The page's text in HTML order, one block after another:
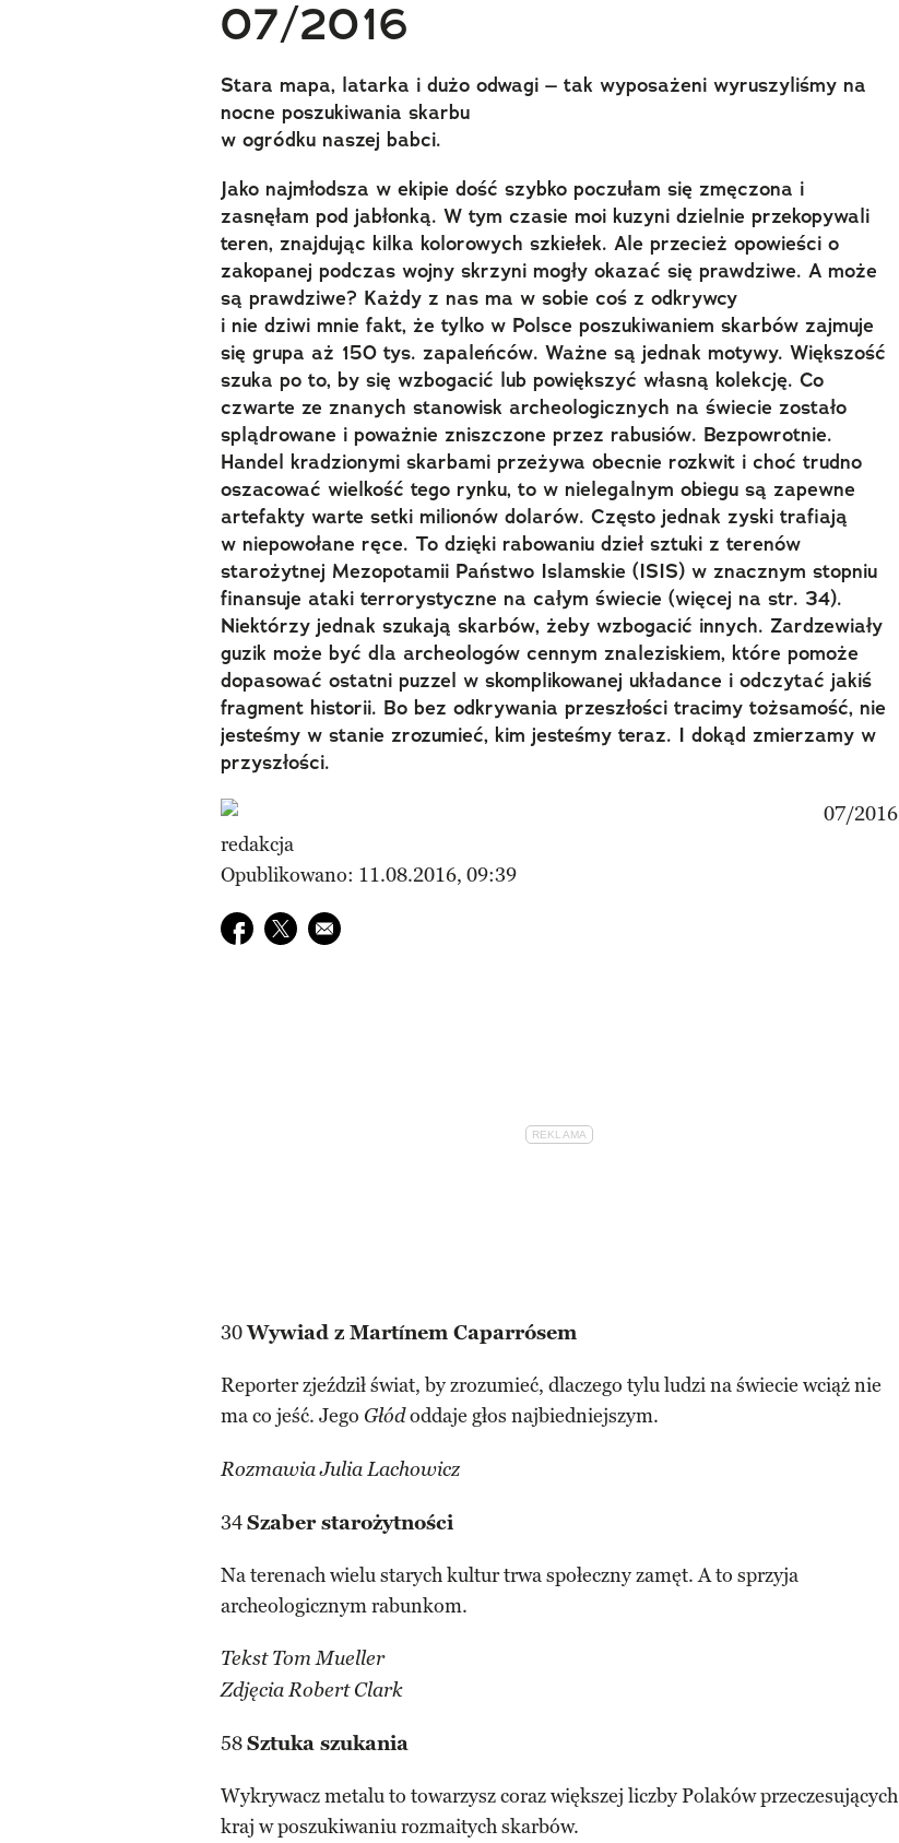
07/2016
Stara mapa, latarka i dużo odwagi – tak wyposażeni wyruszyliśmy na
nocne poszukiwania skarbu
w ogródku naszej babci.
Jako najmłodsza w ekipie dość szybko poczułam się zmęczona i
zasnęłam pod jabłonką. W tym czasie moi kuzyni dzielnie przekopywali
teren, znajdując kilka kolorowych szkiełek. Ale przecież opowieści o
zakopanej podczas wojny skrzyni mogły okazać się prawdziwe. A może
są prawdziwe? Każdy z nas ma w sobie coś z odkrywcy
i nie dziwi mnie fakt, że tylko w Polsce poszukiwaniem skarbów zajmuje
się grupa aż 150 tys. zapaleńców. Ważne są jednak motywy. Większość
szuka po to, by się wzbogacić lub powiększyć własną kolekcję. Co
czwarte ze znanych stanowisk archeologicznych na świecie zostało
splądrowane i poważnie zniszczone przez rabusiów. Bezpowrotnie.
Handel kradzionymi skarbami przeżywa obecnie rozkwit i choć trudno
oszacować wielkość tego rynku, to w nielegalnym obiegu są zapewne
artefakty warte setki milionów dolarów. Często jednak zyski trafiają
w niepowołane ręce. To dzięki rabowaniu dzieł sztuki z terenów
starożytnej Mezopotamii Państwo Islamskie (ISIS) w znacznym stopniu
finansuje ataki terrorystyczne na całym świecie (więcej na str. 34).
Niektórzy jednak szukają skarbów, żeby wzbogacić innych. Zardzewiały
guzik może być dla archeologów cennym znaleziskiem, które pomoże
dopasować ostatni puzzel w skomplikowanej układance i odczytać jakiś
fragment historii. Bo bez odkrywania przeszłości tracimy tożsamość, nie
jesteśmy w stanie zrozumieć, kim jesteśmy teraz. I dokąd zmierzamy w
przyszłości.
redakcja
Opublikowano: 11.08.2016, 09:39
Udostępnij na facebook
Udostępnij na twitter
E-mail do przyjaciela
30Wywiad z Martínem Caparrósem
Reporter zjeździł świat, by zrozumieć, dlaczego tylu ludzi na świecie wciąż nie
ma co jeść. Jego Głódoddaje głos najbiedniejszym.
Rozmawia Julia Lachowicz
34Szaber starożytności
Na terenach wielu starych kultur trwa społeczny zamęt. A to sprzyja
archeologicznym rabunkom.
Tekst Tom Mueller
Zdjęcia Robert Clark
58Sztuka szukania
Wykrywacz metalu to towarzysz coraz większej liczby Polaków przeczesujących
kraj w poszukiwaniu rozmaitych skarbów.